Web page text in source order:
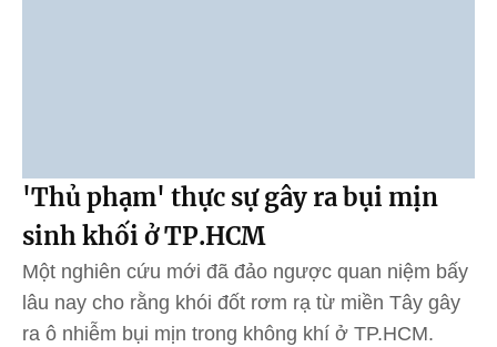
'Thủ phạm' thực sự gây ra bụi mịn
sinh khối ở TP.HCM
Một nghiên cứu mới đã đảo ngược quan niệm bấy
lâu nay cho rằng khói đốt rơm rạ từ miền Tây gây
ra ô nhiễm bụi mịn trong không khí ở TP.HCM.